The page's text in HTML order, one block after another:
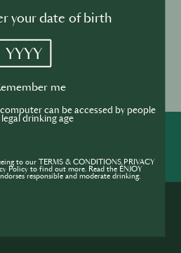
SIP pour accéder
les fonctions !
maintenant
your date of birth
YYYY
me
can be accessed by people
drinking age
to our TERMS & CONDITIONS,PRIVACY
Policy to find out more. Read the ENJOY
responsible and moderate drinking.